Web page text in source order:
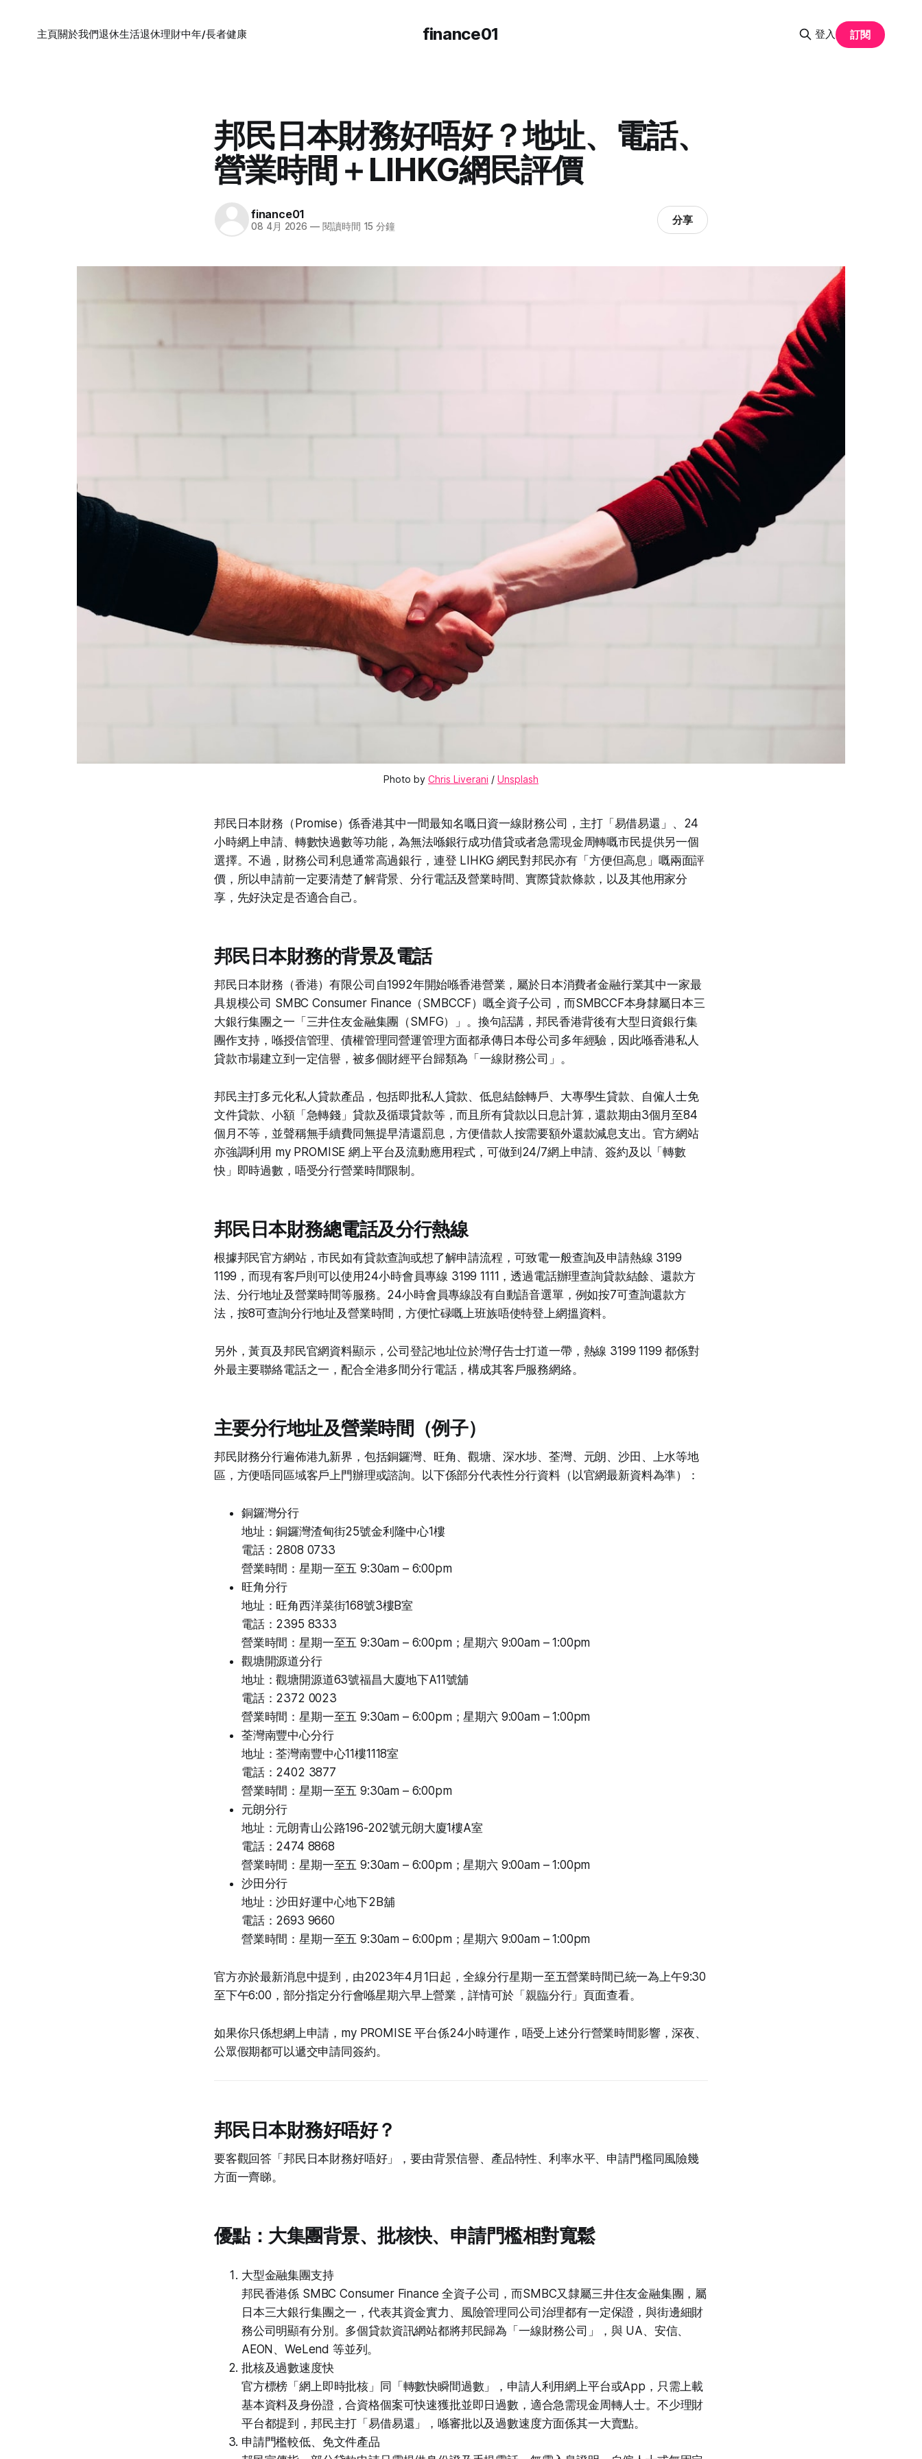
finance01
主頁關於我們退休生活退休理財中年/長者健康 登入 訂閱
邦民日本財務好唔好？地址、電話、
營業時間＋LIHKG網民評價
finance01
08 4月 2026 — 閱讀時間 15 分鐘 分享
Photo by Chris Liverani / Unsplash
邦民日本財務（Promise）係香港其中一間最知名嘅日資一線財務公司，主打「易借易還」、24
小時網上申請、轉數快過數等功能，為無法喺銀行成功借貸或者急需現金周轉嘅市民提供另一個
選擇。不過，財務公司利息通常高過銀行，連登 LIHKG 網民對邦民亦有「方便但高息」嘅兩面評
價，所以申請前一定要清楚了解背景、分行電話及營業時間、實際貸款條款，以及其他用家分
享，先好決定是否適合自己。
邦民日本財務的背景及電話
邦民日本財務（香港）有限公司自1992年開始喺香港營業，屬於日本消費者金融行業其中一家最
具規模公司 SMBC Consumer Finance（SMBCCF）嘅全資子公司，而SMBCCF本身隸屬日本三
大銀行集團之一「三井住友金融集團（SMFG）」。換句話講，邦民香港背後有大型日資銀行集
團作支持，喺授信管理、債權管理同營運管理方面都承傳日本母公司多年經驗，因此喺香港私人
貸款市場建立到一定信譽，被多個財經平台歸類為「一線財務公司」。
邦民主打多元化私人貸款產品，包括即批私人貸款、低息結餘轉戶、大專學生貸款、自僱人士免
文件貸款、小額「急轉錢」貸款及循環貸款等，而且所有貸款以日息計算，還款期由3個月至84
個月不等，並聲稱無手續費同無提早清還罰息，方便借款人按需要額外還款減息支出。官方網站
亦強調利用 my PROMISE 網上平台及流動應用程式，可做到24/7網上申請、簽約及以「轉數
快」即時過數，唔受分行營業時間限制。
邦民日本財務總電話及分行熱線
根據邦民官方網站，市民如有貸款查詢或想了解申請流程，可致電一般查詢及申請熱線 3199
1199，而現有客戶則可以使用24小時會員專線 3199 1111，透過電話辦理查詢貸款結餘、還款方
法、分行地址及營業時間等服務。24小時會員專線設有自動語音選單，例如按7可查詢還款方
法，按8可查詢分行地址及營業時間，方便忙碌嘅上班族唔使特登上網搵資料。
另外，黃頁及邦民官網資料顯示，公司登記地址位於灣仔告士打道一帶，熱線 3199 1199 都係對
外最主要聯絡電話之一，配合全港多間分行電話，構成其客戶服務網絡。
主要分行地址及營業時間（例子）
邦民財務分行遍佈港九新界，包括銅鑼灣、旺角、觀塘、深水埗、荃灣、元朗、沙田、上水等地
區，方便唔同區域客戶上門辦理或諮詢。以下係部分代表性分行資料（以官網最新資料為準）：
銅鑼灣分行
地址：銅鑼灣渣甸街25號金利隆中心1樓
電話：2808 0733
營業時間：星期一至五 9:30am – 6:00pm
旺角分行
地址：旺角西洋菜街168號3樓B室
電話：2395 8333
營業時間：星期一至五 9:30am – 6:00pm；星期六 9:00am – 1:00pm
觀塘開源道分行
地址：觀塘開源道63號福昌大廈地下A11號舖
電話：2372 0023
營業時間：星期一至五 9:30am – 6:00pm；星期六 9:00am – 1:00pm
荃灣南豐中心分行
地址：荃灣南豐中心11樓1118室
電話：2402 3877
營業時間：星期一至五 9:30am – 6:00pm
元朗分行
地址：元朗青山公路196-202號元朗大廈1樓A室
電話：2474 8868
營業時間：星期一至五 9:30am – 6:00pm；星期六 9:00am – 1:00pm
沙田分行
地址：沙田好運中心地下2B舖
電話：2693 9660
營業時間：星期一至五 9:30am – 6:00pm；星期六 9:00am – 1:00pm
官方亦於最新消息中提到，由2023年4月1日起，全線分行星期一至五營業時間已統一為上午9:30
至下午6:00，部分指定分行會喺星期六早上營業，詳情可於「親臨分行」頁面查看。
如果你只係想網上申請，my PROMISE 平台係24小時運作，唔受上述分行營業時間影響，深夜、
公眾假期都可以遞交申請同簽約。
邦民日本財務好唔好？
要客觀回答「邦民日本財務好唔好」，要由背景信譽、產品特性、利率水平、申請門檻同風險幾
方面一齊睇。
優點：大集團背景、批核快、申請門檻相對寬鬆
大型金融集團支持
邦民香港係 SMBC Consumer Finance 全資子公司，而SMBC又隸屬三井住友金融集團，屬
日本三大銀行集團之一，代表其資金實力、風險管理同公司治理都有一定保證，與街邊細財
務公司明顯有分別。多個貸款資訊網站都將邦民歸為「一線財務公司」，與 UA、安信、
AEON、WeLend 等並列。
批核及過數速度快
官方標榜「網上即時批核」同「轉數快瞬間過數」，申請人利用網上平台或App，只需上載
基本資料及身份證，合資格個案可快速獲批並即日過數，適合急需現金周轉人士。不少理財
平台都提到，邦民主打「易借易還」，喺審批以及過數速度方面係其一大賣點。
申請門檻較低、免文件產品